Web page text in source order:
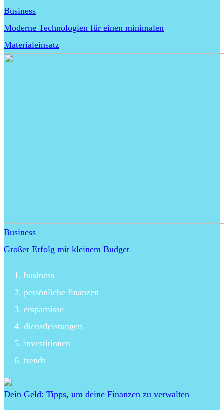
Business
Moderne Technologien für einen minimalen
Materialeinsatz
Business
Großer Erfolg mit kleinem Budget
business
persönliche finanzen
ersparnisse
dienstleistungen
investitionen
trends
Dein Geld: Tipps, um deine Finanzen zu verwalten